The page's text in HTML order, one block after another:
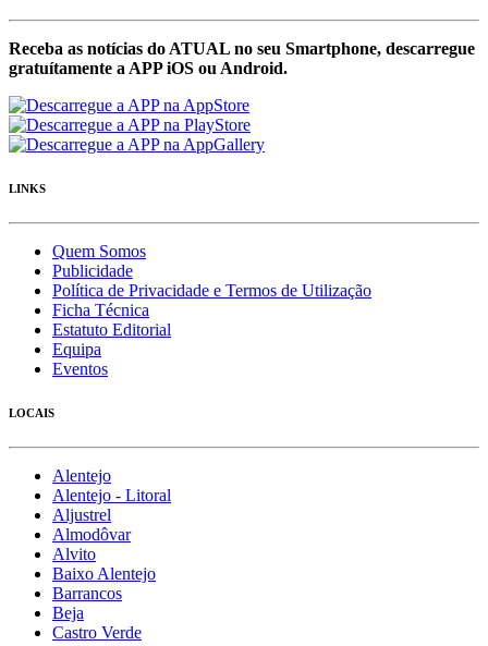
Receba as notícias do ATUAL no seu Smartphone, descarregue
gratuítamente a APP iOS ou Android.
LINKS
Quem Somos
Publicidade
Política de Privacidade e Termos de Utilização
Ficha Técnica
Estatuto Editorial
Equipa
Eventos
LOCAIS
Alentejo
Alentejo - Litoral
Aljustrel
Almodôvar
Alvito
Baixo Alentejo
Barrancos
Beja
Castro Verde